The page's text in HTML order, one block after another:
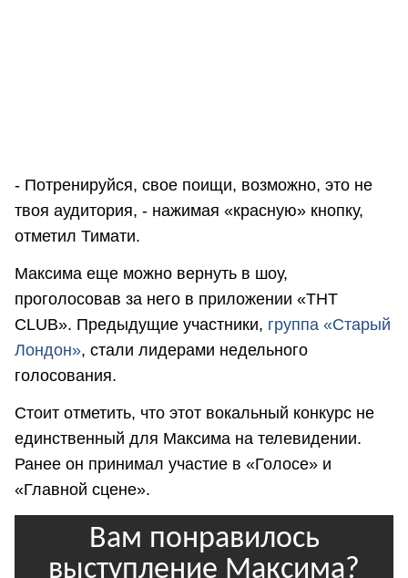
- Потренируйся, свое поищи, возможно, это не
твоя аудитория, - нажимая «красную» кнопку,
отметил Тимати.
Максима еще можно вернуть в шоу,
проголосовав за него в приложении «ТНТ
CLUB». Предыдущие участники, группа «Старый
Лондон», стали лидерами недельного
голосования.
Стоит отметить, что этот вокальный конкурс не
единственный для Максима на телевидении.
Ранее он принимал участие в «Голосе» и
«Главной сцене».